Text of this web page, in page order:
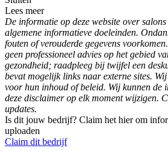
Lees meer
De informatie op deze website over
algemene informatieve doeleinden.
fouten of verouderde gegevens
geen professioneel advies op het gebied
gezondheid; raadpleeg bij twijfel een
bevat mogelijk links naar externe sites.
voor hun inhoud of beleid. Wij kunnen de
deze disclaimer op elk moment wijzigen.
updates.
Is dit jouw bedrijf? Claim het hier om
uploaden
Claim dit bedrijf